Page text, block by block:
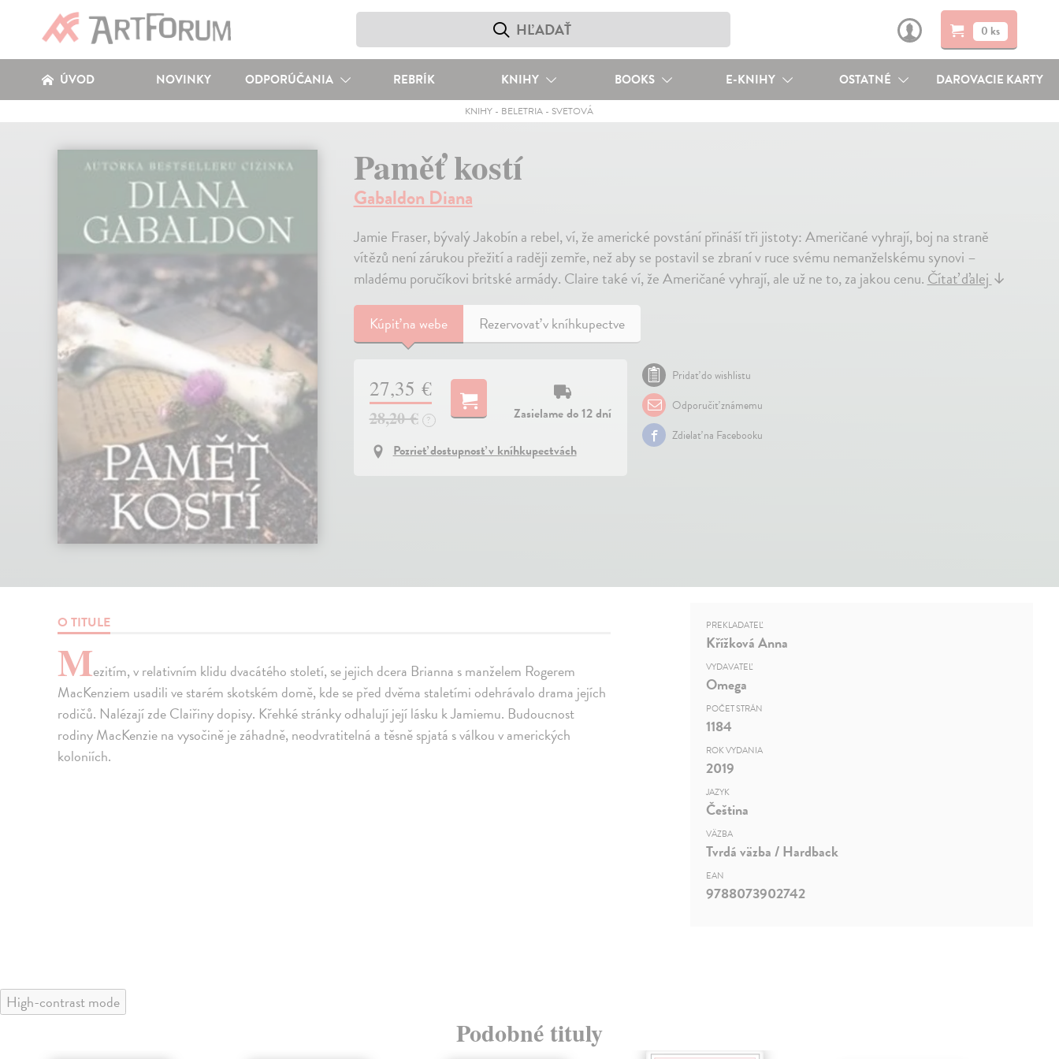
0 ks
ÚVOD NOVINKY ODPORÚČANIA REBRÍK KNIHY BOOKS E-KNIHY OSTATNÉ DAROVACIE KARTY
KNIHY - BELETRIA - SVETOVÁ
Paměť kostí
Gabaldon Diana
Jamie Fraser, bývalý Jakobín a rebel, ví, že americké povstání přináší tři jistoty: Američané vyhrají, boj na straně
vítězů není zárukou přežití a raději zemře, než aby se postavil se zbraní v ruce svému nemanželskému synovi –
mladému poručíkovi britské armády. Claire také ví, že Američané vyhrají, ale už ne to, za jakou cenu.Čítať ďalej↓
Kúpiťna webe Rezervovať v kníhkupectve
27,35 €
28,20 € ?
Zasielame do 12 dní
Pozrieť dostupnosť v kníhkupectvách
Pridať do wishlistu
Odporučiť známemu
Zdielať na Facebooku
O TITULE
Mezitím, v relativním klidu dvacátého století, se jejich dcera Brianna s manželem Rogerem
MacKenziem usadili ve starém skotském domě, kde se před dvěma staletími odehrávalo drama jejích
rodičů. Nalézají zde Claiřiny dopisy. Křehké stránky odhalují její lásku k Jamiemu. Budoucnost
rodiny MacKenzie na vysočině je záhadně, neodvratitelná a těsně spjatá s válkou v amerických
koloniích.
PREKLADATEĽ
Křížková Anna
VYDAVATEĽ
Omega
POČET STRÁN
1184
ROK VYDANIA
2019
JAZYK
Čeština
VÄZBA
Tvrdá väzba / Hardback
EAN
9788073902742
High-contrast mode
Podobné tituly